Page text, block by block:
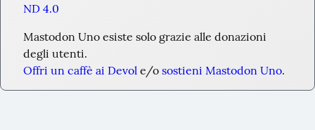
ND 4.0
Mastodon Uno esiste solo grazie alle donazioni
degli utenti.
Offri un caffè ai Devol e/o sostieni Mastodon Uno.